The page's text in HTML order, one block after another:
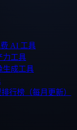
AI 工具
力工具
生成工具
行榜（每月更新）